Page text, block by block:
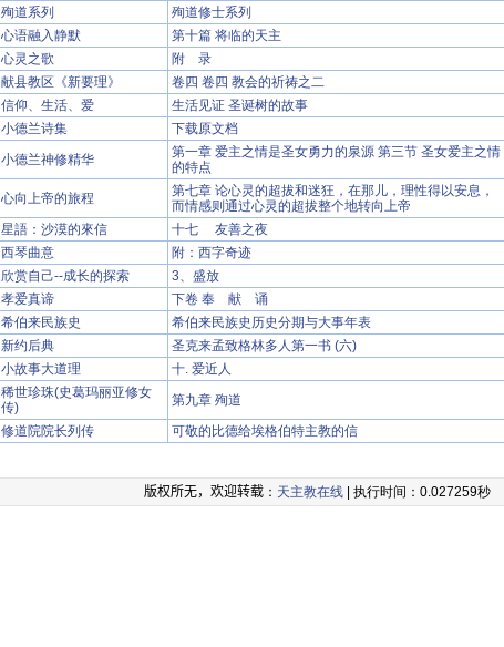
殉道系列
殉道修士系列
心语融入静默
第十篇 将临的天主
心灵之歌
附 录
献县教区《新要理》
卷四 卷四 教会的祈祷之二
信仰、生活、爱
生活见证 圣诞树的故事
小德兰诗集
下载原文档
小德兰神修精华
第一章 爱主之情是圣女勇力的泉源 第三节 圣女爱主之情
的特点
心向上帝的旅程
第七章 论心灵的超拔和迷狂，在那儿，理性得以安息，
而情感则通过心灵的超拔整个地转向上帝
星語：沙漠的來信
十七 友善之夜
西琴曲意
附：西字奇迹
欣赏自己--成长的探索
3、盛放
孝爱真谛
下卷 奉 献 诵
希伯来民族史
希伯来民族史历史分期与大事年表
新约后典
圣克来孟致格林多人第一书 (六)
小故事大道理
十. 爱近人
稀世珍珠(史葛玛丽亚修女
传)
第九章 殉道
修道院院长列传
可敬的比德给埃格伯特主教的信
版权所无，欢迎转载： 天主教在线| 执行时间：0.027259秒